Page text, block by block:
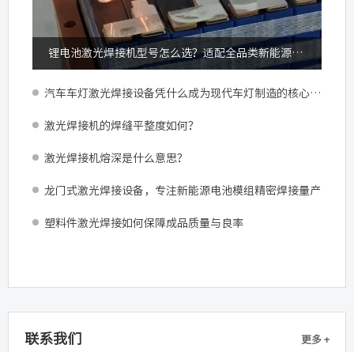
锂电池激光焊接机型号怎么选？适配全品类新能源锂电加工
汽车车灯激光焊接设备凭什么成为现代车灯制造的核心配置？
激光焊接机的焊缝平整度如何？
激光焊接机熔深是什么意思？
龙门式激光焊接设备，专注新能源电池模组精密焊接量产
塑料件激光焊接如何保障成品质量与良率
联系我们 更多 +